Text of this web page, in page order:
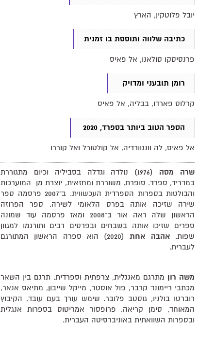
יובל פלוטקין, הארץ
כתיבה שלווה ותוססת בו זמנית
פרנסיסקו סולאנו, אל פאיס
רומן תובעני ומדויק
קרלוס פארדו, בבליה, אל פאיס
הספר הטוב ביותר בספרד, 2020
אל פאיס, לה וונגוורדיה, אל קולטורל ואל קוררו
שרה מסה
(1976) נולדה וגדלה בסביליה וכיום מתגוררת
במדריד, ספרד. סופרת, משוררת ומחזאית, יוצרת מן המוערכות
והבולטות בספרות הספרדית העכשווית. ב־2007 פרסמה ספר
שירה שזיכה אותה בפרס הלאומי לשירה. ספר הפרוזה
הראשון שלה ראה אור ב־2008 ומאז פרסמה עוד שמונה
ספרים שזיכו אותה בשבחים ובפרסים רבים ותורגמו למגוון
שפות.אהבה אחת
(2020) הוא ספרה הראשון המתורגם
לעברית.
משה רון מתרגם מאנגלית, צרפתית וספרדית. תרגם בין השאר
מכִּתבי ריימונד קרבר, פול אוסטר, מייקל שייבון, מתיאס אנאר,
רוברטו בולניו, גוסטב פלובר. שימש עורך בעם עובד, הקיבוץ
המאוחד, סימן קריאה. פרופסור אמריטוס בספרות אנגלית
ובספרות השוואתית באוניברסיטה העברית.